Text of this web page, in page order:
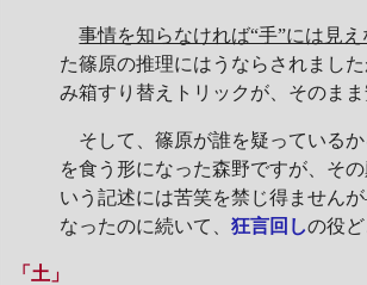
事情を知らなければ“手”には見え
た篠原の推理にはうならされまし
み箱すり替えトリックが、そのま
そして、篠原が誰を疑っている
を食う形になった森野ですが、そ
いう記述には苦笑を禁じ得ません
なったのに続いて、狂言回しの役
「土」